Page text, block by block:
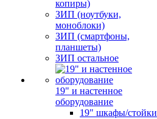
копиры)
ЗИП (ноутбуки,
моноблоки)
ЗИП (смартфоны,
планшеты)
ЗИП остальное
19" и настенное
оборудование
19" шкафы/стойки